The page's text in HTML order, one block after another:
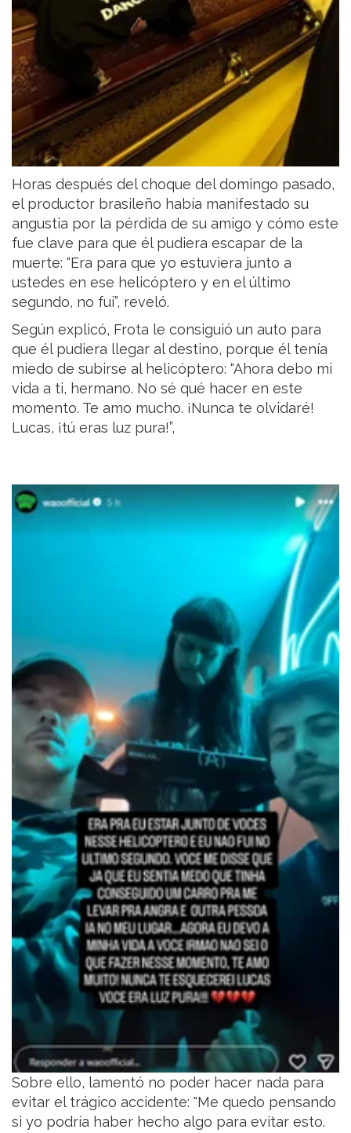
Horas después del choque del domingo pasado,
el productor brasileño había manifestado su
angustia por la pérdida de su amigo y cómo este
fue clave para que él pudiera escapar de la
muerte: “Era para que yo estuviera junto a
ustedes en ese helicóptero y en el último
segundo, no fui”, reveló.
Según explicó, Frota le consiguió un auto para
que él pudiera llegar al destino, porque él tenía
miedo de subirse al helicóptero: “Ahora debo mi
vida a ti, hermano. No sé qué hacer en este
momento. Te amo mucho. ¡Nunca te olvidaré!
Lucas, ¡tú eras luz pura!”,
Sobre ello, lamentó no poder hacer nada para
evitar el trágico accidente: "Me quedo pensando
si yo podría haber hecho algo para evitar esto.